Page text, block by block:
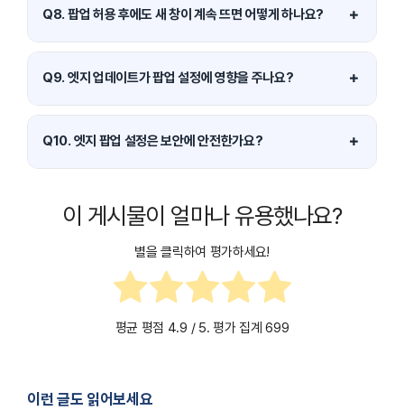
면 정상 팝업도 차단될 수 있습니다.
Q8. 팝업 허용 후에도 새 창이 계속 뜨면 어떻게 하나요? ＋
해당 사이트를 허용 목록에서 제거하거나 팝업 차단을 다시 켜면 문
제를 해결할 수 있습니다.
Q9. 엣지 업데이트가 팝업 설정에 영향을 주나요? ＋
대형 업데이트 후 설정이 초기화되는 경우가 드물게 있습니다. 팝업
설정이 바뀌었는지 다시 확인하는 것이 좋습니다.
Q10. 엣지 팝업 설정은 보안에 안전한가요? ＋
이 게시물이 얼마나 유용했나요?
별을 클릭하여 평가하세요!
평균 평점 4.9 / 5. 평가 집계699
이런 글도 읽어보세요